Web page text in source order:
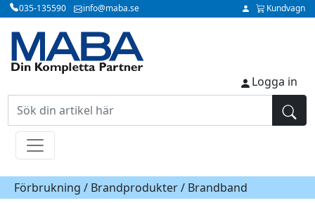
035-135590 info@maba.se Kundvagn
Logga in
Förbrukning / Brandprodukter/ Brandband